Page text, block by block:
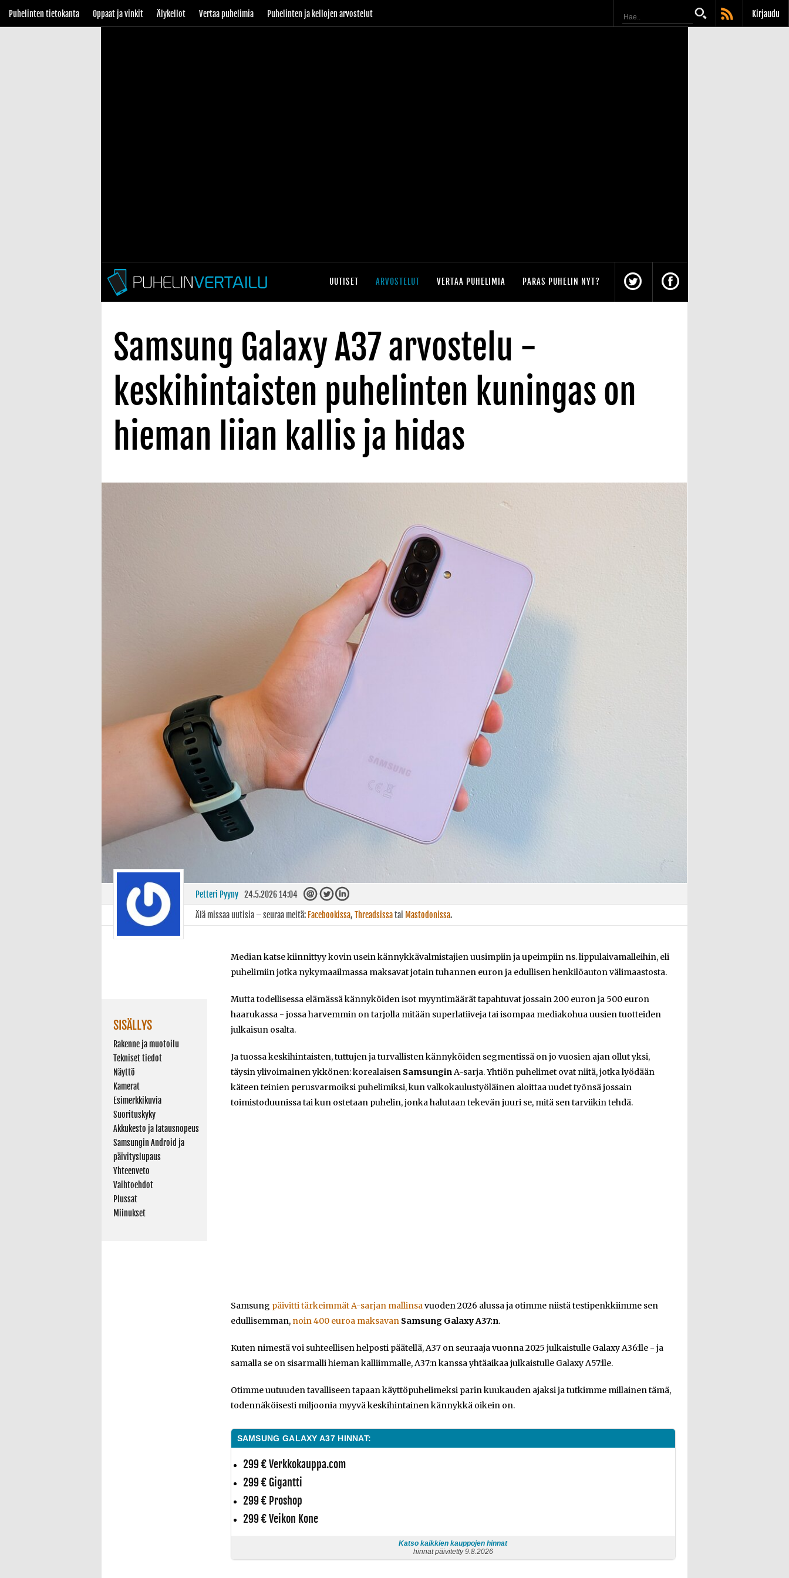
Puhelinten tietokanta Oppaat ja vinkit Älykellot Vertaa puhelimia Puhelinten ja kellojen arvostelut Kirjaudu
UUTISET ARVOSTELUT VERTAA PUHELIMIA PARAS PUHELIN NYT?
Samsung Galaxy A37 arvostelu -
keskihintaisten puhelinten kuningas on
hieman liian kallis ja hidas
Petteri Pyyny 24.5.2026 14:04
Älä missaa uutisia – seuraa meitä: Facebookissa, Threadsissatai Mastodonissa.
SISÄLLYS
Rakenne ja muotoilu
Tekniset tiedot
Näyttö
Kamerat
Esimerkkikuvia
Suorituskyky
Akkukesto ja latausnopeus
Samsungin Android ja
päivityslupaus
Yhteenveto
Vaihtoehdot
Plussat
Miinukset
Median katse kiinnittyy kovin usein kännykkävalmistajien uusimpiin ja upeimpiin ns. lippulaivamalleihin, eli
puhelimiin jotka nykymaailmassa maksavat jotain tuhannen euron ja edullisen henkilöauton välimaastosta.
Mutta todellisessa elämässä kännyköiden isot myyntimäärät tapahtuvat jossain 200 euron ja 500 euron
haarukassa - jossa harvemmin on tarjolla mitään superlatiiveja tai isompaa mediakohua uusien tuotteiden
julkaisun osalta.
Ja tuossa keskihintaisten, tuttujen ja turvallisten kännyköiden segmentissä on jo vuosien ajan ollut yksi,
täysin ylivoimainen ykkönen: korealaisen Samsungin A-sarja. Yhtiön puhelimet ovat niitä, jotka lyödään
käteen teinien perusvarmoiksi puhelimiksi, kun valkokaulustyöläinen aloittaa uudet työnsä jossain
toimistoduunissa tai kun ostetaan puhelin, jonka halutaan tekevän juuri se, mitä sen tarviikin tehdä.
Samsung päivitti tärkeimmät A-sarjan mallinsa vuoden 2026 alussa ja otimme niistä testipenkkiimme sen
edullisemman, noin 400 euroa maksavan Samsung Galaxy A37:n.
Kuten nimestä voi suhteellisen helposti päätellä, A37 on seuraaja vuonna 2025 julkaistulle Galaxy A36:lle - ja
samalla se on sisarmalli hieman kalliimmalle, A37:n kanssa yhtäaikaa julkaistulle Galaxy A57:lle.
Otimme uutuuden tavalliseen tapaan käyttöpuhelimeksi parin kuukauden ajaksi ja tutkimme millainen tämä,
todennäköisesti miljoonia myyvä keskihintainen kännykkä oikein on.
SAMSUNG GALAXY A37 HINNAT:
299 € Verkkokauppa.com
299 € Gigantti
299 € Proshop
299 € Veikon Kone
Katso kaikkien kauppojen hinnat
hinnat päivitetty 9.8.2026